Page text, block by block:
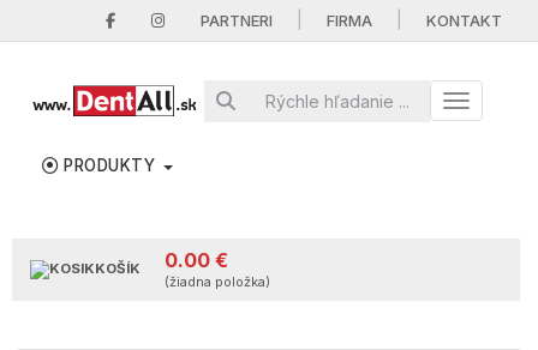
PARTNERI FIRMA KONTAKT
Toggle
PRODUKTY
KOŠÍK 0.00 €
(žiadna položka)